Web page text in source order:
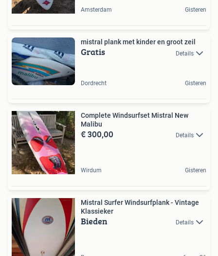
Amsterdam Gisteren
mistral plank met kinder en groot zeil
Gratis Details
Dordrecht Gisteren
Complete Windsurfset Mistral New
Malibu
€ 300,00 Details
Wirdum Gisteren
Mistral Surfer Windsurfplank - Vintage
Klassieker
Bieden Details